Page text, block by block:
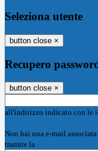
Seleziona utente
button close ×
Recupero
button close ×
all'indirizzo indicato con le
Non hai una e-mail
tramite la